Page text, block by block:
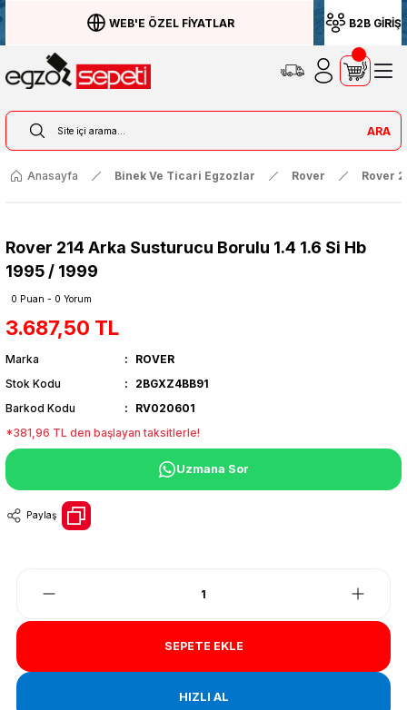
WEB'E ÖZEL FİYATLAR B2B GİRİŞ
ARA
Anasayfa Binek Ve Ticari Egzozlar Rover Rover
Rover 214 Arka Susturucu Borulu 1.4 1.6 Si Hb
1995 / 1999
0 Puan - 0 Yorum
3.687,50 TL
Marka
ROVER
Stok Kodu
2BGXZ4BB91
Barkod Kodu
RV020601
*381,96 TL den başlayan taksitlerle!
Uzmana Sor
Paylaş
SEPETE EKLE
HIZLI AL